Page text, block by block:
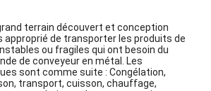
terrain découvert et conception
approprié de transporter les produits de
ou fragiles qui ont besoin du
de conveyeur en métal. Les
sont comme suite : Congélation,
transport, cuisson, chauffage,